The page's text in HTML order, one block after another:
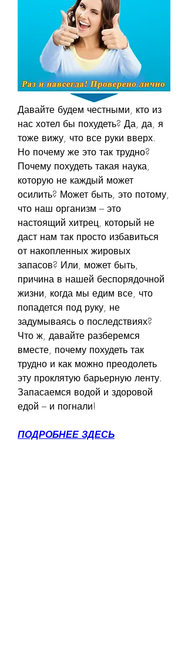
Давайте будем честными, кто из
нас хотел бы похудеть? Да, да, я
тоже вижу, что все руки вверх.
Но почему же это так трудно?
Почему похудеть такая наука,
которую не каждый может
осилить? Может быть, это потому,
что наш организм – это
настоящий хитрец, который не
даст нам так просто избавиться
от накопленных жировых
запасов? Или, может быть,
причина в нашей беспорядочной
жизни, когда мы едим все, что
попадется под руку, не
задумываясь о последствиях?
Что ж, давайте разберемся
вместе, почему похудеть так
трудно и как можно преодолеть
эту проклятую барьерную ленту.
Запасаемся водой и здоровой
едой – и погнали!
ПОДРОБНЕЕ ЗДЕСЬ